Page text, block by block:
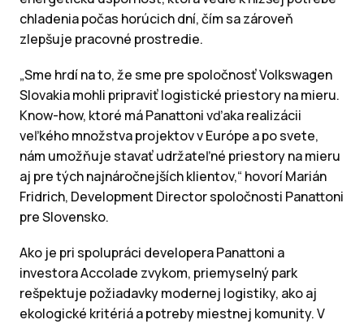
chladenia počas horúcich dní, čím sa zároveň
zlepšuje pracovné prostredie.
„Sme hrdí na to, že sme pre spoločnosť Volkswagen
Slovakia mohli pripraviť logistické priestory na mieru.
Know-how, ktoré má Panattoni vďaka realizácii
veľkého množstva projektov v Európe a po svete,
nám umožňuje stavať udržateľné priestory na mieru
aj pre tých najnáročnejších klientov,“ hovorí Marián
Fridrich, Development Director spoločnosti Panattoni
pre Slovensko.
Ako je pri spolupráci developera Panattoni a
investora Accolade zvykom, priemyselný park
rešpektuje požiadavky modernej logistiky, ako aj
ekologické kritériá a potreby miestnej komunity. V